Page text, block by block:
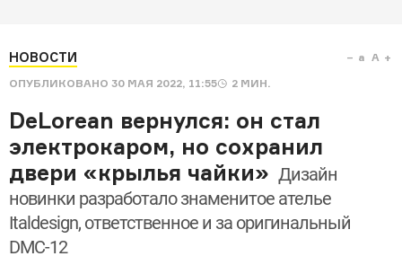
НОВОСТИ
ОПУБЛИКОВАНО 30 МАЯ 2022, 11:55 2 МИН.
a A
DeLorean вернулся: он стал
электрокаром, но сохранил
двери «крылья чайки» Дизайн
новинки разработало знаменитое ателье
Italdesign, ответственное и за оригинальный
DMC-12